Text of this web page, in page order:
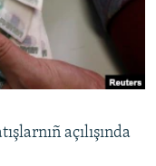
açılışında